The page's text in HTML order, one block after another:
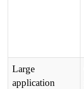
Large
application